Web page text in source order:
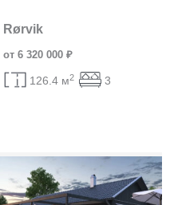
Rørvik
от 6 320 000 ₽
126.4 м2 3